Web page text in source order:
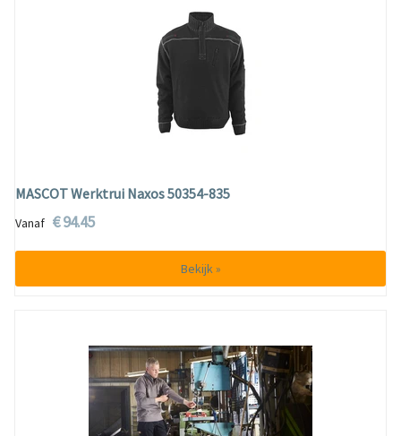
MASCOT Werktrui Naxos 50354-835
Vanaf € 94.45
Bekijk »